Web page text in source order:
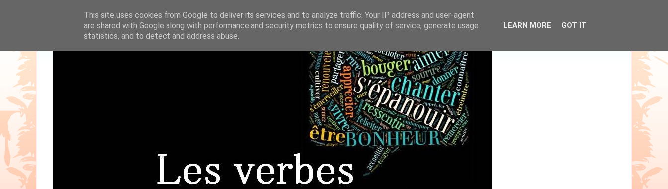
This site uses cookies from Google to deliver its services and to analyze traffic. Your IP address and user-agent
are shared with Google along with performance and security metrics to ensure quality of service, generate usage
statistics, and to detect and address abuse.
LEARN MORE GOT IT